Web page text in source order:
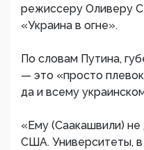
режиссеру Оливеру
«Украина в огне».
По словам Путина,
— это «просто
да и всему
«Ему (Саакашвили)
США. Университеты, в